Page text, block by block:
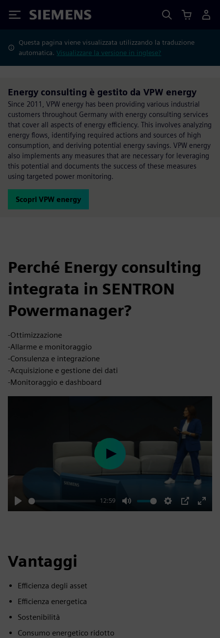
Siemens
Questa pagina viene visualizzata utilizzando la traduzione
automatica.Visualizzare la versione in inglese?
Energy consulting è gestito da VPW energy
Since 2011, VPW energy has been providing various industrial
customers throughout Germany with energy consulting services
that cover all aspects of energy efficiency. This involves analyzing
energy flows, identifying required actions and sources of high
consumption, and deriving potential energy savings. VPW energy
also implements any measures that are necessary for leveraging
this potential and documents the success of these measures
using targeted power monitoring.
Scopri VPW energy
Perché Energy consulting
integrata in SENTRON
Powermanager?
-Ottimizzazione
-Allarme e monitoraggio
-Consulenza e integrazione
-Acquisizione e gestione dei dati
-Monitoraggio e dashboard
Play
12:59
Mute Settings
PIP
Enter
Play
Vantaggi
Efficienza degli asset
Efficienza energetica
Sostenibilità
Consumo energetico ridotto